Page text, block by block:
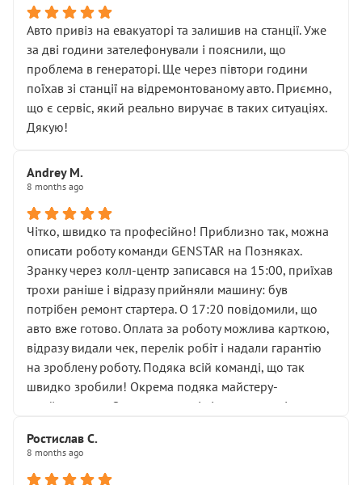
• що біля авто стояти вже не можна
• почали озвучувати купу додаткових робіт без
чіткого пояснення
( ну все зняли та доробили) дякую!
Окремий момент, який виглядає абсурдно:
мені заявили, що бачок гальмівної рідини потрібно
міняти разом із головним гальмівним циліндром у
Для людини, яка хоча б трохи розуміється на техніці,
це звучить як мінімум непрофесійно, а як максимум —
спроба продати дорогий вузол замість елементарних
ущільнювачів.
Що прикро — це не перший мій візит. Раніше міняв у
вас стартер, і тоді сервіс наче справив хороше
враження. Але згодом знайшов декілька гайок під
лобовим склом. Мені пояснили, що це “старі гайки, які
відкручували”, і попросили не хвилюватися. ( надіюсь
новий власник, не застяг в полі))
Але після нинішнього візиту такі дрібниці вже не
здаються дрібницями.
Я — клієнт, який працює на довірі, і саме її цей сервіс
Хотілося б більше:
• належної уваги до авто
• прозорості в роботах і рахунках
Авто привіз на евакуаторі та залишив на станції. Уже
за дві години зателефонували і пояснили, що
проблема в генераторі. Ще через півтори години
поїхав зі станції на відремонтованому авто. Приємно,
що є сервіс, який реально виручає в таких ситуаціях.
Дякую!
Andrey M.
8 months ago
Чітко, швидко та професійно! Приблизно так, можна
описати роботу команди GENSTAR на Позняках.
Зранку через колл-центр записався на 15:00, приїхав
трохи раніше і відразу прийняли машину: був
потрібен ремонт стартера. О 17:20 повідомили, що
авто вже готово. Оплата за роботу можлива карткою,
відразу видали чек, перелік робіт і надали гарантію
на зроблену роботу. Подяка всій команді, що так
швидко зробили! Окрема подяка майстеру-
приймальнику Олександру: всі чітко та по суті.
звертатися до цього автосервісу.
Ростислав С.
8 months ago